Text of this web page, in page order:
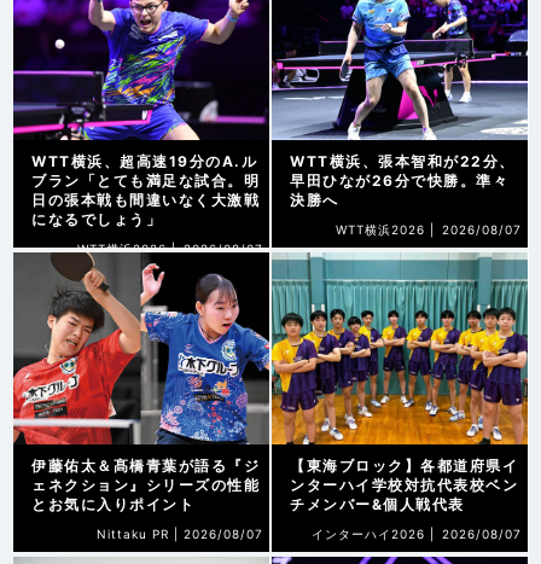
WTT横浜、超高速19分のA.ル
ブラン「とても満足な試合。明
日の張本戦も間違いなく大激戦
になるでしょう」
WTT横浜2026 | 2026/08/07
WTT横浜、張本智和が22分、
早田ひなが26分で快勝。準々
決勝へ
WTT横浜2026 | 2026/08/07
伊藤佑太＆髙橋青葉が語る『ジ
ェネクション』シリーズの性能
とお気に入りポイント
Nittaku PR | 2026/08/07
【東海ブロック】各都道府県イ
ンターハイ学校対抗代表校ベン
チメンバー&個人戦代表
インターハイ2026 | 2026/08/07